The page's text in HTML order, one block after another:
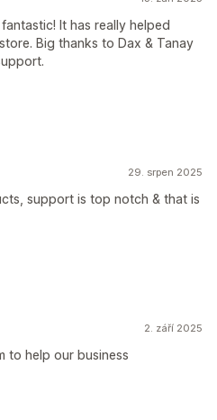
It has really helped
Big thanks to Dax & Tanay
29. srpen 2025
support is top notch & that is
2. září 2025
to help our business